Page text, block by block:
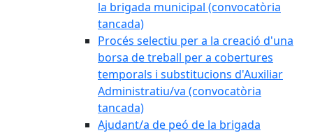
la brigada municipal (convocatòria
tancada)
Procés selectiu per a la creació d'una
borsa de treball per a cobertures
temporals i substitucions d'Auxiliar
Administratiu/va (convocatòria
tancada)
Ajudant/a de peó de la brigada